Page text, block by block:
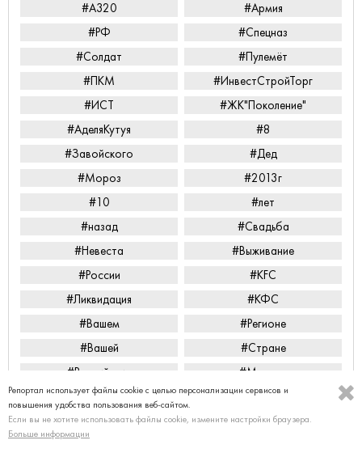
Репортал использует файлы cookie с целью персонализации сервисов и
повышения удобства пользования веб-сайтом.
Если вы не хотите использовать файлы cookie, измените настройки браузера.
Больше информации
#А320
#Армия
#РФ
#Спецназ
#Солдат
#Пулемёт
#ПКМ
#ИнвестСтройТорг
#ИСТ
#ЖК"Поколение"
#АделяКутуя
#8
#Завойского
#Дед
#Мороз
#2013г
#10
#лет
#назад
#Свадьба
#Невеста
#Выживание
#России
#KFC
#Ликвидация
#КФС
#Вашем
#Регионе
#Вашей
#Стране
#Российские
#Монстр
#Antlion
#Москва
#Сити
#Башня